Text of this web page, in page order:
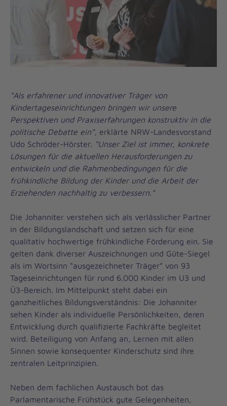
“Als erfahrener und innovativer Träger von
Kindertageseinrichtungen bringen wir unsere
Perspektiven und Praxiserfahrungen konstruktiv in die
politische Debatte ein”, erklärte NRW-Landesvorstand
Udo Schröder-Hörster. “Unser Ziel ist immer, konkrete
Lösungen für die aktuellen Herausforderungen zu
entwickeln und die Rahmenbedingungen für die
frühkindliche Bildung der Kinder und die Arbeit der
Erziehenden nachhaltig zu verbessern.”
Die Johanniter verstehen sich als verlässlicher Partner
in der Bildungslandschaft und setzen sich für eine
qualitativ hochwertige frühkindliche Förderung ein. Sie
gelten dank diverser Auszeichnungen und Güte-Siegel
als im Wortsinn “ausgezeichneter Träger” von 93
Tageseinrichtungen für rund 6.000 Kinder im U3 und
Ü3-Bereich. Im Mittelpunkt steht dabei ein
ganzheitliches Bildungsverständnis: Die Johanniter
sehen Kinder als individuelle Persönlichkeiten, deren
Entwicklung durch qualifizierte Fachkräfte begleitet
wird. Beteiligung von Anfang an, Lernen mit allen
Sinnen sowie konsequenter Kinderschutz sind ihre
zentralen Leitprinzipien.
Neben dem fachlichen Austausch bot das
Parlamentarische Frühstück gute Gelegenheiten,